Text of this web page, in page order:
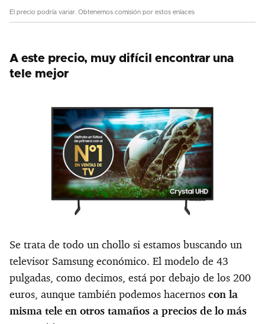
El precio podría variar. Obtenemos comisión por estos enlaces
A este precio, muy difícil encontrar una
tele mejor
Se trata de todo un chollo si estamos buscando un
televisor Samsung económico. El modelo de 43
pulgadas, como decimos, está por debajo de los 200
euros, aunque también podemos hacernos con la
misma tele en otros tamaños a precios de lo más